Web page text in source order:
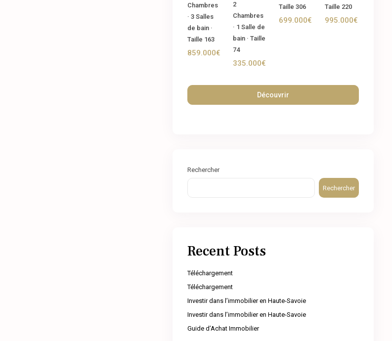
Chambres
· 3Salles
de bain ·
Taille 163
859.000€
2
Chambres
· 1 Salle de
bain · Taille
74
335.000€
Taille306
699.000€
Taille 220
995.000€
Découvrir
Rechercher
Rechercher
Recent Posts
Téléchargement
Téléchargement
Investir dans l’immobilier en Haute-Savoie
Investir dans l’immobilier en Haute-Savoie
Guide d’Achat Immobilier